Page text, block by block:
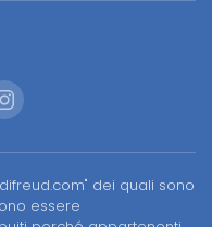
dei quali sono
essere